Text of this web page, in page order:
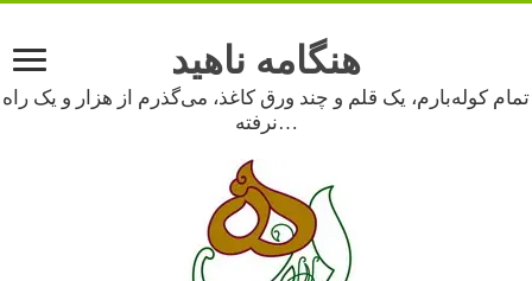
هنگامه ناهید
تمام کوله‌بارم، یک قلم و چند ورق کاغذ، می‌گذرم از هزار و یک راه
نرفته…